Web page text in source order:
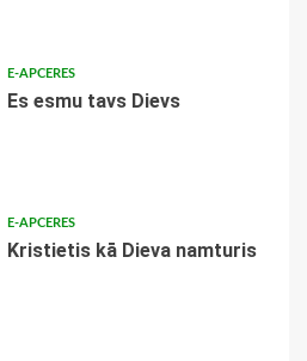
E-APCERES
Es esmu tavs Dievs
E-APCERES
Kristietis kā Dieva namturis